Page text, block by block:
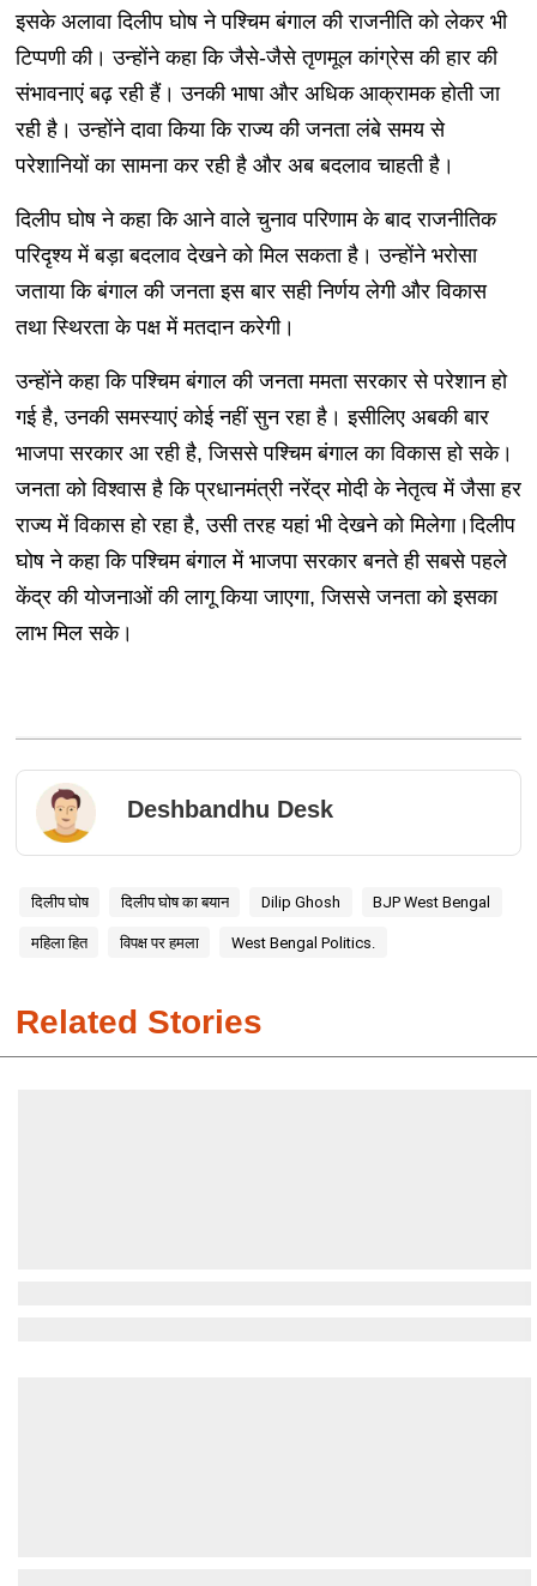
इसके अलावा दिलीप घोष ने पश्चिम बंगाल की राजनीति को लेकर भी
टिप्पणी की। उन्होंने कहा कि जैसे-जैसे तृणमूल कांग्रेस की हार की
संभावनाएं बढ़ रही हैं। उनकी भाषा और अधिक आक्रामक होती जा
रही है। उन्होंने दावा किया कि राज्य की जनता लंबे समय से
परेशानियों का सामना कर रही है और अब बदलाव चाहती है।
दिलीप घोष ने कहा कि आने वाले चुनाव परिणाम के बाद राजनीतिक
परिदृश्य में बड़ा बदलाव देखने को मिल सकता है। उन्होंने भरोसा
जताया कि बंगाल की जनता इस बार सही निर्णय लेगी और विकास
तथा स्थिरता के पक्ष में मतदान करेगी।
उन्होंने कहा कि पश्चिम बंगाल की जनता ममता सरकार से परेशान हो
गई है, उनकी समस्याएं कोई नहीं सुन रहा है। इसीलिए अबकी बार
भाजपा सरकार आ रही है, जिससे पश्चिम बंगाल का विकास हो सके।
जनता को विश्वास है कि प्रधानमंत्री नरेंद्र मोदी के नेतृत्व में जैसा हर
राज्य में विकास हो रहा है, उसी तरह यहां भी देखने को मिलेगा।दिलीप
घोष ने कहा कि पश्चिम बंगाल में भाजपा सरकार बनते ही सबसे पहले
केंद्र की योजनाओं की लागू किया जाएगा, जिससे जनता को इसका
लाभ मिल सके।
Deshbandhu Desk
दिलीप घोष दिलीप घोष का बयान Dilip Ghosh BJP West Bengal
महिला हित विपक्ष पर हमला West Bengal Politics.
Related Stories